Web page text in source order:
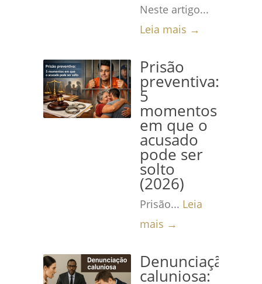
Neste artigo...
Leia mais →
Prisão
preventiva:
5
momentos
em que o
acusado
pode ser
solto
(2026)
Prisão... Leia
mais →
Denunciação
caluniosa: